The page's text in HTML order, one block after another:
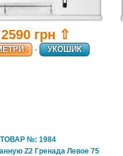
грн ⇧
- УКОШИК
ТОВАР №: 1984
Z2 Гренада Левое 75